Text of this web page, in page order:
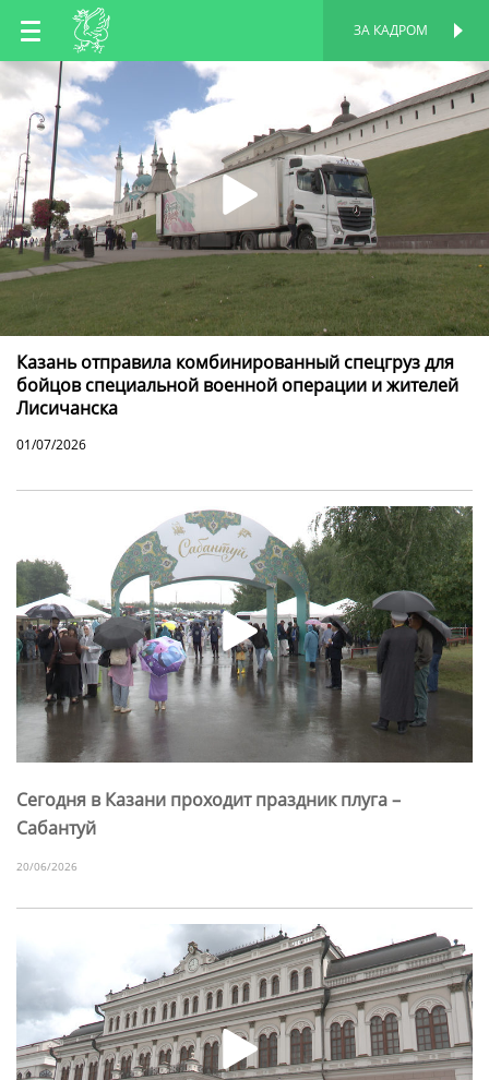
RU
TT
ЗА КАДРОМ
Казань отправила комбинированный спецгруз для
бойцов специальной военной операции и жителей
Лисичанска
01/07/2026
Сегодня в Казани проходит праздник плуга –
Сабантуй
20/06/2026
ПЕРСОНАЛЬНАЯ
СТРАНИЦА